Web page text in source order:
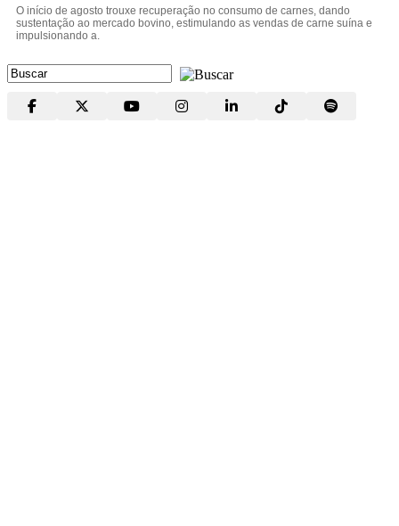
O início de agosto trouxe recuperação no consumo de carnes, dando
sustentação ao mercado bovino, estimulando as vendas de carne suína e
impulsionando a.